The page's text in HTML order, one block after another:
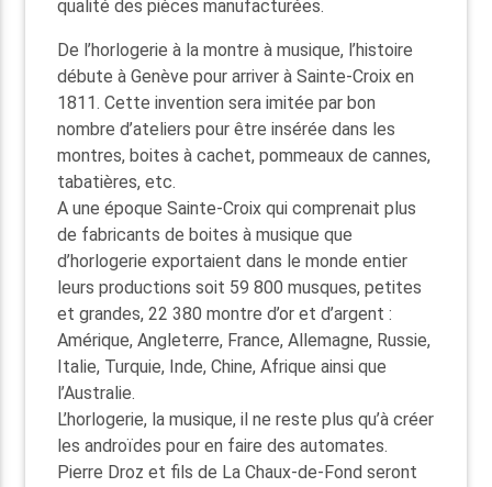
qualité des pièces manufacturées.
De l’horlogerie à la montre à musique, l’histoire
débute à Genève pour arriver à Sainte-Croix en
1811. Cette invention sera imitée par bon
nombre d’ateliers pour être insérée dans les
montres, boites à cachet, pommeaux de cannes,
tabatières, etc.
A une époque Sainte-Croix qui comprenait plus
de fabricants de boites à musique que
d’horlogerie exportaient dans le monde entier
leurs productions soit 59 800 musques, petites
et grandes, 22 380 montre d’or et d’argent :
Amérique, Angleterre, France, Allemagne, Russie,
Italie, Turquie, Inde, Chine, Afrique ainsi que
l’Australie.
L’horlogerie, la musique, il ne reste plus qu’à créer
les androïdes pour en faire des automates.
Pierre Droz et fils de La Chaux-de-Fond seront